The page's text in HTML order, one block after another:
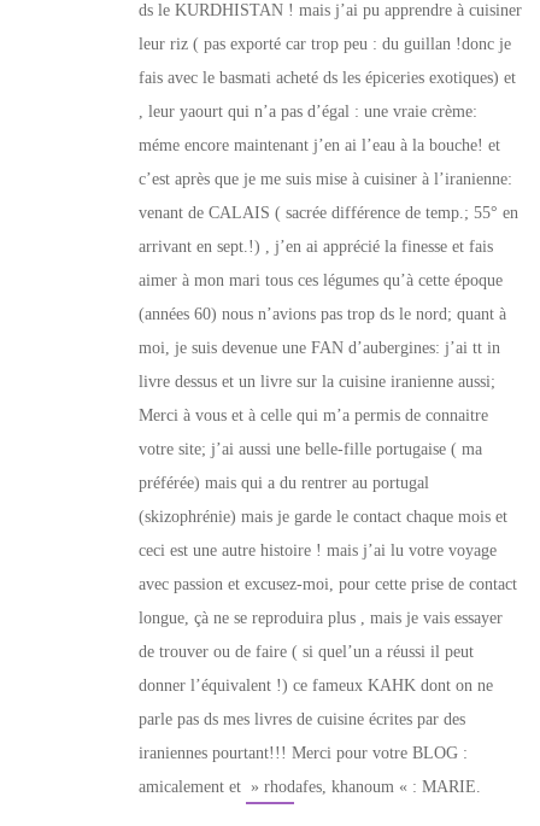
ds le KURDHISTAN ! mais j’ai pu apprendre à cuisiner
leur riz ( pas exporté car trop peu : du guillan !donc je
fais avec le basmati acheté ds les épiceries exotiques) et
, leur yaourt qui n’a pas d’égal : une vraie crème:
méme encore maintenant j’en ai l’eau à la bouche! et
c’est après que je me suis mise à cuisiner à l’iranienne:
venant de CALAIS ( sacrée différence de temp.; 55° en
arrivant en sept.!) , j’en ai apprécié la finesse et fais
aimer à mon mari tous ces légumes qu’à cette époque
(années 60) nous n’avions pas trop ds le nord; quant à
moi, je suis devenue une FAN d’aubergines: j’ai tt in
livre dessus et un livre sur la cuisine iranienne aussi;
Merci à vous et à celle qui m’a permis de connaitre
votre site; j’ai aussi une belle-fille portugaise ( ma
préférée) mais qui a du rentrer au portugal
(skizophrénie) mais je garde le contact chaque mois et
ceci est une autre histoire ! mais j’ai lu votre voyage
avec passion et excusez-moi, pour cette prise de contact
longue, çà ne se reproduira plus , mais je vais essayer
de trouver ou de faire ( si quel’un a réussi il peut
donner l’équivalent !) ce fameux KAHK dont on ne
parle pas ds mes livres de cuisine écrites par des
iraniennes pourtant!!! Merci pour votre BLOG :
amicalement et » rhodafes, khanoum « : MARIE.